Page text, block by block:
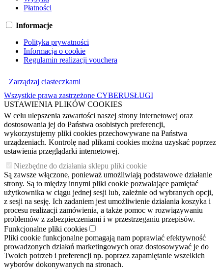
Płatności
Informacje
Polityka prywatności
Informacja o cookie
Regulamin realizacji vouchera
Zarządzaj ciasteczkami
Wszystkie prawa zastrzeżone CYBERUSŁUGI
USTAWIENIA PLIKÓW COOKIES
W celu ulepszenia zawartości naszej strony internetowej oraz
dostosowania jej do Państwa osobistych preferencji,
wykorzystujemy pliki cookies przechowywane na Państwa
urządzeniach. Kontrolę nad plikami cookies można uzyskać poprzez
ustawienia przeglądarki internetowej.
Niezbędne do działania sklepu pliki cookie
Są zawsze włączone, ponieważ umożliwiają podstawowe działanie
strony. Są to między innymi pliki cookie pozwalające pamiętać
użytkownika w ciągu jednej sesji lub, zależnie od wybranych opcji,
z sesji na sesję. Ich zadaniem jest umożliwienie działania koszyka i
procesu realizacji zamówienia, a także pomoc w rozwiązywaniu
problemów z zabezpieczeniami i w przestrzeganiu przepisów.
Funkcjonalne pliki cookies
Pliki cookie funkcjonalne pomagają nam poprawiać efektywność
prowadzonych działań marketingowych oraz dostosowywać je do
Twoich potrzeb i preferencji np. poprzez zapamiętanie wszelkich
wyborów dokonywanych na stronach.